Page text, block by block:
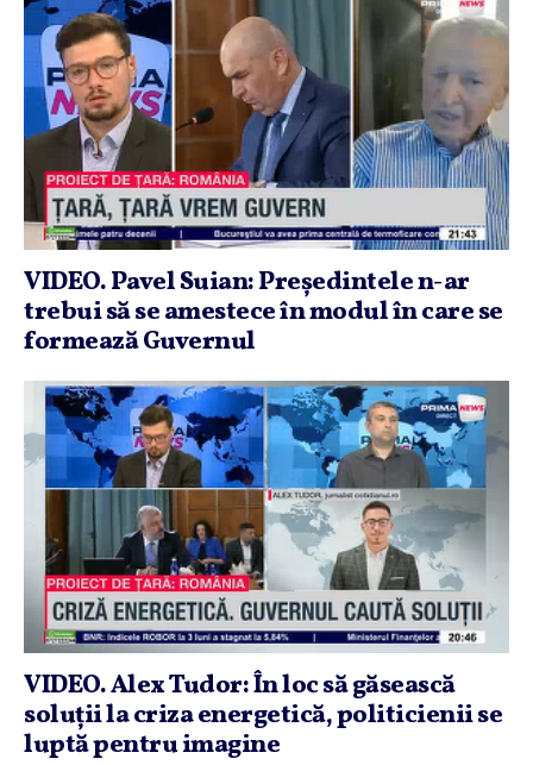
VIDEO. Pavel Suian: Preşedintele n-ar
trebui să se amestece în modul în care se
formează Guvernul
VIDEO. Alex Tudor: În loc să găsească
soluţii la criza energetică, politicienii se
luptă pentru imagine